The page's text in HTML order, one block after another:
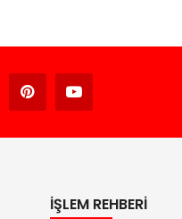
İŞLEM REHBERI